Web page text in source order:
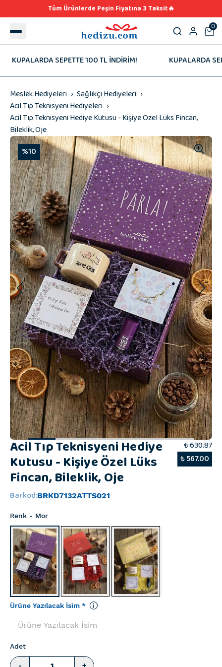
Tüm Ürünlerde Peşin Fiyatına 3 Taksit🔥
0
SEPETTE 100 TL İNDİRİM! KUPALARDA
Meslek Hediyeleri
Sağlıkçı Hediyeleri
Acil Tıp Teknisyeni Hediyeleri
Acil Tıp Teknisyeni Hediye Kutusu - Kişiye Özel Lüks Fincan,
Bileklik, Oje
%10
Acil Tıp Teknisyeni Hediye
Kutusu - Kişiye Özel Lüks
Fincan, Bileklik, Oje
₺ 630.87
₺ 567.00
Barkod:BRKD7132ATTS021
Renk - Mor
Ürüne Yazılacak İsim *
Adet